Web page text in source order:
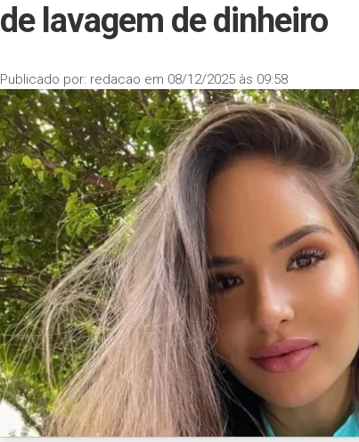
de lavagem de dinheiro
Publicado por: redacao em 08/12/2025 às 09:58